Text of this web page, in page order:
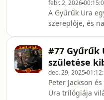
Sikerült
idő után is?🤔 Gyertek, és
nosztalgiázzunk
Line Cinema
Hobbit (2003)
febr. 2, 2026
A Gyűrűk Ura
szereplője, és
történhetett
fiuknak
Hogy lehet,
senki sem volt
🤔 Ha velünk tartotok, minden
#77 Gyűrűk
születése
dec. 29, 2025
Peter Jackson
Ura trilógiája